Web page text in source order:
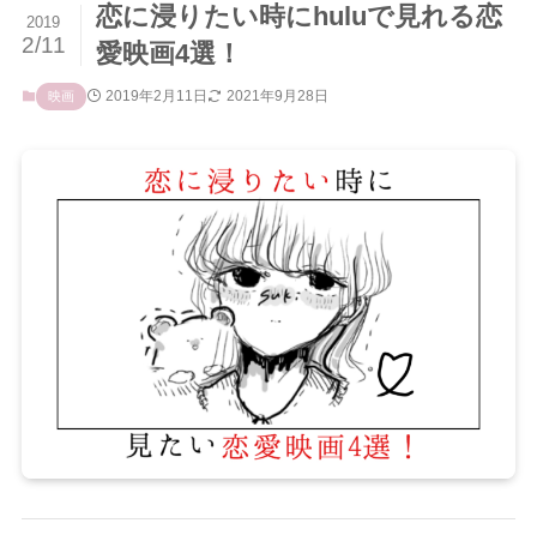
恋に浸りたい時にhuluで見れる恋
愛映画4選！
2019
2/11
映画 2019年2月11日 2021年9月28日